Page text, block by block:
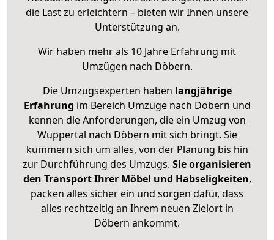
die Last zu erleichtern – bieten wir Ihnen unsere
Unterstützung an.
Wir haben mehr als 10 Jahre Erfahrung mit
Umzügen nach Döbern.
Die Umzugsexperten haben langjährige
Erfahrung im Bereich Umzüge nach Döbern und
kennen die Anforderungen, die ein Umzug von
Wuppertal nach Döbern mit sich bringt. Sie
kümmern sich um alles, von der Planung bis hin
zur Durchführung des Umzugs. Sie organisieren
den Transport Ihrer Möbel und Habseligkeiten,
packen alles sicher ein und sorgen dafür, dass
alles rechtzeitig an Ihrem neuen Zielort in
Döbern ankommt.